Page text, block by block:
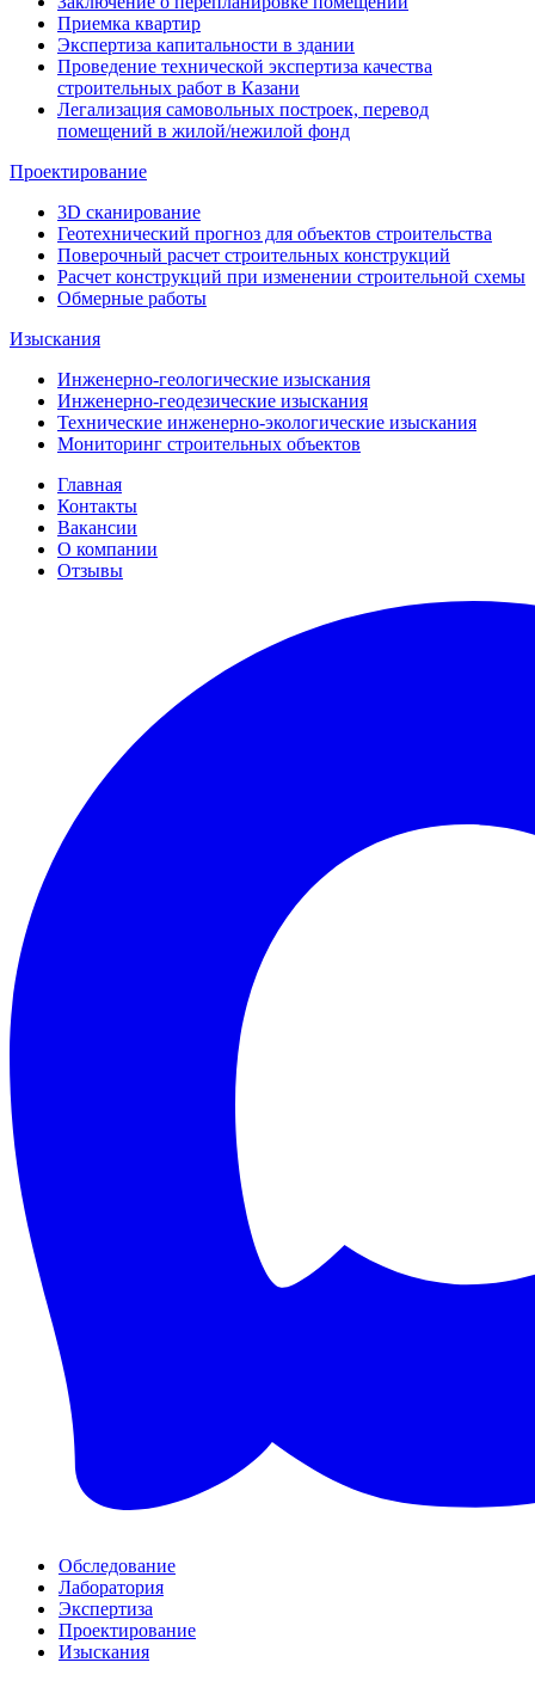
Приемка квартир
Экспертиза капитальности в здании
Проведение технической экспертиза качества
строительных работ в Казани
Легализация самовольных построек, перевод
помещений в жилой/нежилой фонд
Проектирование
3D сканирование
Геотехнический прогноз для объектов строительства
Поверочный расчет строительных конструкций
Расчет конструкций при изменении строительной схемы
Обмерные работы
Изыскания
Инженерно-геологические изыскания
Инженерно-геодезические изыскания
Технические инженерно-экологические изыскания
Мониторинг строительных объектов
Главная
Контакты
Вакансии
О компании
Отзывы
Обследование
Лаборатория
Экспертиза
Проектирование
Изыскания